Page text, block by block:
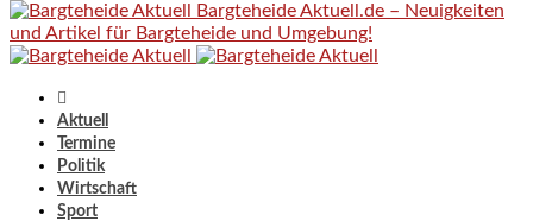
Bargteheide Aktuell.de – Neuigkeiten
und Artikel für Bargteheide und Umgebung!
Aktuell
Termine
Politik
Wirtschaft
Sport